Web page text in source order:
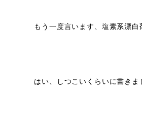
もう一度言います、 塩素系漂白
はい、しつこいくらいに書きま